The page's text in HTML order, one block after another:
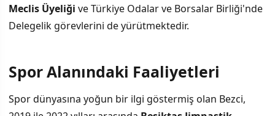
Meclis Üyeliği ve Türkiye Odalar ve Borsalar Birliği'nde
Delegelik görevlerini de yürütmektedir.
Spor Alanındaki Faaliyetleri
Spor dünyasına yoğun bir ilgi göstermiş olan Bezci,